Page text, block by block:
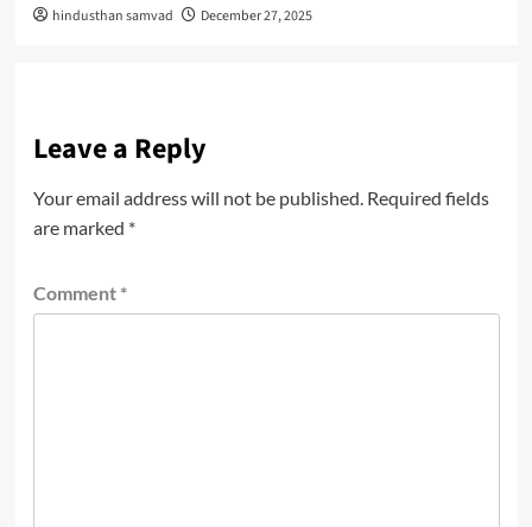
hindusthan samvad December 27, 2025
Leave a Reply
Your email address will not be published. Required fields
are marked *
Comment *